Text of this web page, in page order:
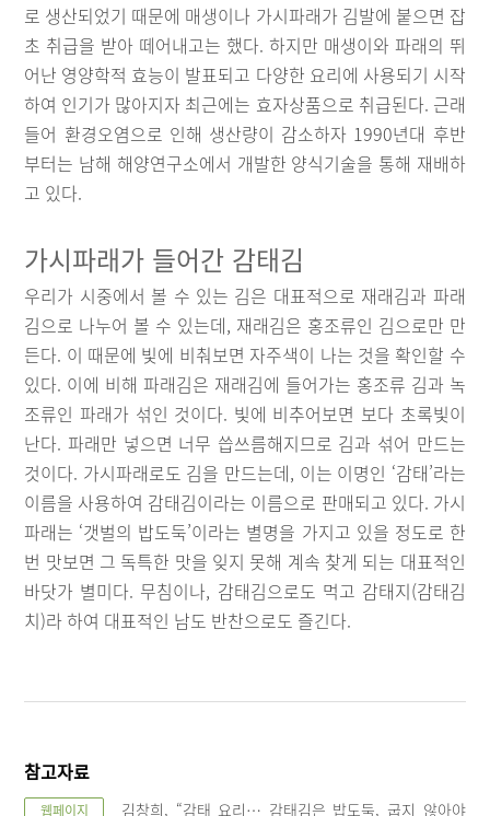
로 생산되었기 때문에 매생이나 가시파래가 김발에 붙으면 잡
초 취급을 받아 떼어내고는 했다. 하지만 매생이와 파래의 뛰
어난 영양학적 효능이 발표되고 다양한 요리에 사용되기 시작
하여 인기가 많아지자 최근에는 효자상품으로 취급된다. 근래
들어 환경오염으로 인해 생산량이 감소하자 1990년대 후반
부터는 남해 해양연구소에서 개발한 양식기술을 통해 재배하
고 있다.
가시파래가 들어간 감태김
우리가 시중에서 볼 수 있는 김은 대표적으로 재래김과 파래
김으로 나누어 볼 수 있는데, 재래김은 홍조류인 김으로만 만
든다. 이 때문에 빛에 비춰보면 자주색이 나는 것을 확인할 수
있다. 이에 비해 파래김은 재래김에 들어가는 홍조류 김과 녹
조류인 파래가 섞인 것이다. 빛에 비추어보면 보다 초록빛이
난다. 파래만 넣으면 너무 씁쓰름해지므로 김과 섞어 만드는
것이다. 가시파래로도 김을 만드는데, 이는 이명인 ‘감태’라는
이름을 사용하여 감태김이라는 이름으로 판매되고 있다. 가시
파래는 ‘갯벌의 밥도둑’이라는 별명을 가지고 있을 정도로 한
번 맛보면 그 독특한 맛을 잊지 못해 계속 찾게 되는 대표적인
바닷가 별미다. 무침이나, 감태김으로도 먹고 감태지(감태김
치)라 하여 대표적인 남도 반찬으로도 즐긴다.
참고자료
웹페이지 김창희, “감태 요리… 감태김은 밥도둑, 굽지 않아야